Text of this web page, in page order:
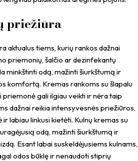
priežiūra
aktualus tiems, kurių rankos dažnai
priemonių, šalčio ar dezinfekantų
minkštinti odą, mažinti šiurkštumą ir
komfortą. Kremas rankoms su šlapalu
priemonė gali ilgiau veikti ir nėra taip
dažnai reikia intensyvesnės priežiūros,
labiau linkusi kietėti. Kulnų kremas su
odą, mažinti šiurkštumą ir
Esant labai suskeldėjusiems kulnams,
odos būklę ir nenaudoti stiprių